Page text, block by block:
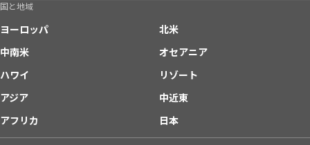
国と地域
ヨーロッパ
北米
中南米
オセアニア
ハワイ
リゾート
アジア
中近東
アフリカ
日本